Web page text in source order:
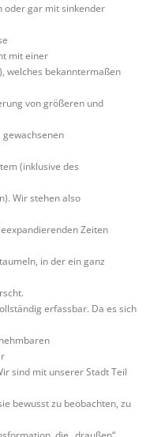
oder gar mit sinkender
mit einer
welches bekanntermaßen
von größeren und
(inklusive des
Wir stehen also
Zeiten
in der ein ganz
erfassbar. Da es sich
sind mit unserer Stadt Teil
bewusst zu beobachten, zu